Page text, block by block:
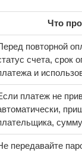
Что
повторной
счета, срок
и
платеж не
передавайте